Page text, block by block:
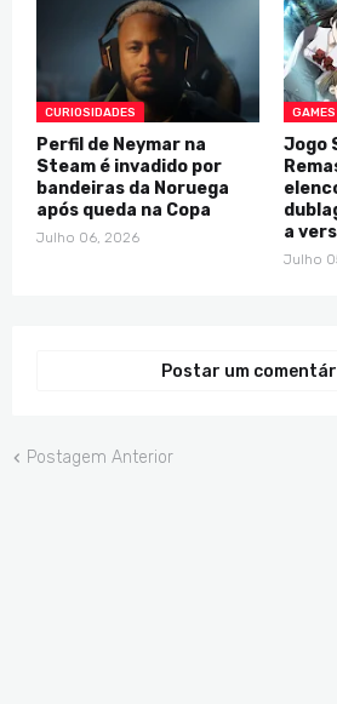
CURIOSIDADES
Perfil de Neymar na
Steam é invadido por
bandeiras da Noruega
após queda na Copa
Julho 06, 2026
GAMES
Jogo
a
Julho
Postar um
Postagem Anterior